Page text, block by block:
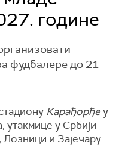
године
фудбалере до 21
Карађорђеу
утакмице у Србији
и Зајечару.